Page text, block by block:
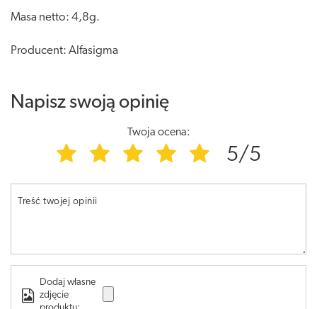
Masa netto: 4,8g.
Producent: Alfasigma
Napisz swoją opinię
Twoja ocena:
5/5
Treść twojej opinii
Dodaj własne
zdjęcie